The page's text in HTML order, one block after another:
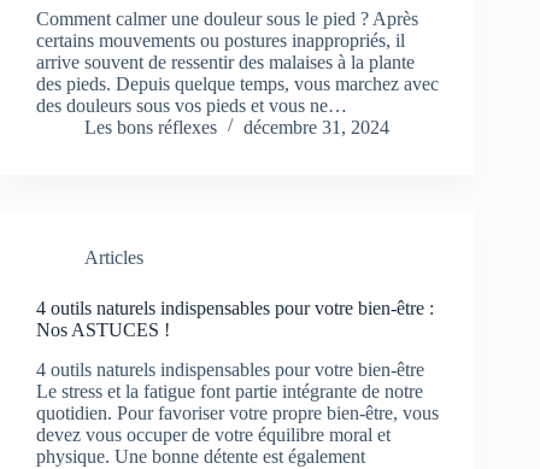
Comment calmer une douleur sous le pied ? Après
certains mouvements ou postures inappropriés, il
arrive souvent de ressentir des malaises à la plante
des pieds. Depuis quelque temps, vous marchez avec
des douleurs sous vos pieds et vous ne…
Les bons réflexes
décembre 31, 2024
Articles
4 outils naturels indispensables pour votre bien-être :
Nos ASTUCES !
4 outils naturels indispensables pour votre bien-être
Le stress et la fatigue font partie intégrante de notre
quotidien. Pour favoriser votre propre bien-être, vous
devez vous occuper de votre équilibre moral et
physique. Une bonne détente est également